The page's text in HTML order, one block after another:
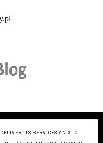
ITS SERVICES AND TO